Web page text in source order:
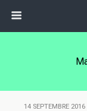
14 SEPTEMBRE 2016